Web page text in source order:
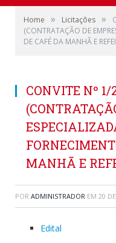
Home » Licitações »
(CONTRATAÇÃO DE
DE CAFÉ DA MANHÃ E
CONVITE Nº
MANHÃ E
POR ADMINISTRADOR EM 20
Edital